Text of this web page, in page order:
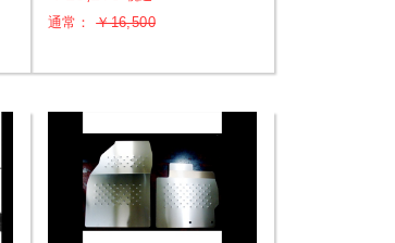
通常：￥16,500